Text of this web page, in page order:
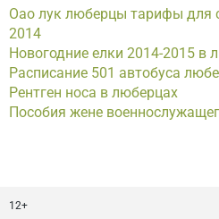
Оао лук люберцы тарифы для
2014
Новогодние елки 2014-2015 в
Расписание 501 автобуса
Рентген носа в люберцах
Пособия жене
12+